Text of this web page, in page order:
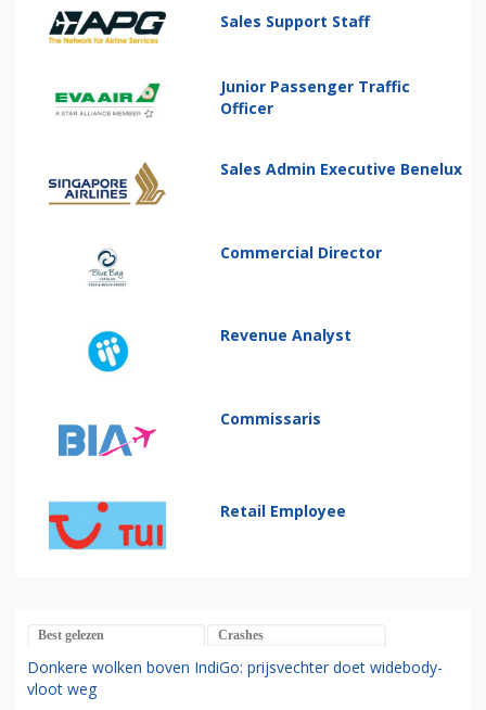
Sales Support Staff
Junior Passenger Traffic
Officer
Sales Admin Executive Benelux
Commercial Director
Revenue Analyst
Commissaris
Retail Employee
Best gelezen Crashes
Donkere wolken boven IndiGo: prijsvechter doet widebody-
vloot weg